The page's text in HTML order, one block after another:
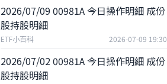
2026/07/09 00981A 今日操作明細 成份
股持股明細
ETF小百科 2026-07-09 19:30
2026/07/02 00981A 今日操作明細 成份
股持股明細